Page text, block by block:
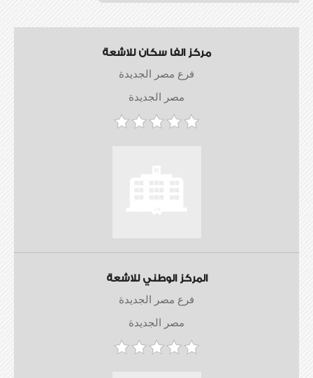
مركز الفا سكان للاشعة
فرع مصر الجديدة
مصر الجديدة
المركز الوطني للاشعة
فرع مصر الجديدة
مصر الجديدة